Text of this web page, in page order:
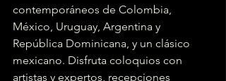
contemporáneos de Colombia,
México, Uruguay, Argentina y
República Dominicana, y un clásico
mexicano. Disfruta coloquios con
artistas y expertos, recepciones